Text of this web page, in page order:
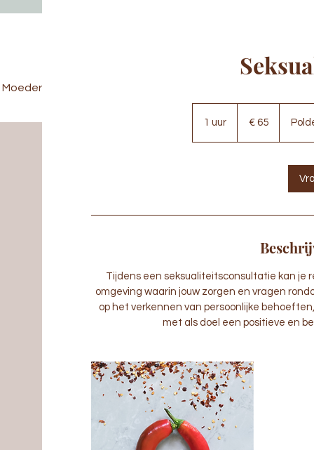
Moeder & Baby
1 uur € 65
Tijdens een seksualiteitsconsultatie kan je
omgeving waarin jouw zorgen en vragen
op het verkennen van persoonlijke
met als doel een positieve en